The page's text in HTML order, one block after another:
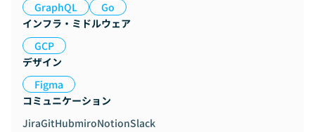
GraphQL
Go
インフラ・ミドルウェア
GCP
デザイン
Figma
コミュニケーション
JiraGitHubmiroNotionSlack